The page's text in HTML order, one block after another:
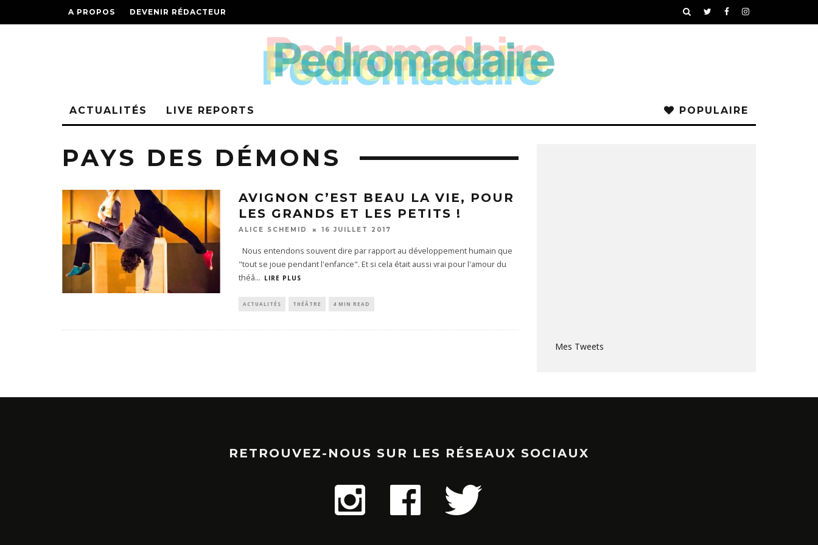
A PROPOS DEVENIR RÉDACTEUR
ACTUALITÉS LIVE REPORTS POPULAIRE
PAYS DES DÉMONS
AVIGNON C’EST BEAU LA VIE, POUR
LES GRANDS ET LES PETITS !
ALICE SCHEMID 16 JUILLET 2017
Nous entendons souvent dire par rapport au développement humain que
"tout se joue pendant l'enfance". Et si cela était aussi vrai pour l'amour du
théâ... LIRE PLUS
ACTUALITÉS THÉÂTRE 4 MIN READ
Mes Tweets
RETROUVEZ-NOUS SUR LES RÉSEAUX SOCIAUX